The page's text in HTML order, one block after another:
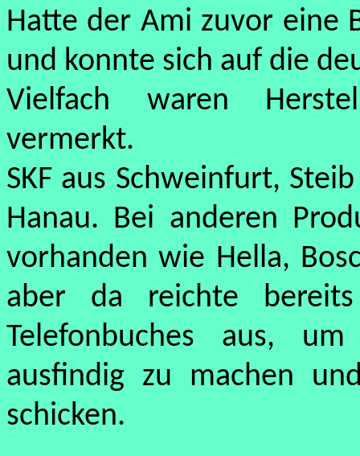
Hatte der Ami zuvor eine
und konnte sich auf die
Vielfach waren
vermerkt.
SKF aus Schweinfurt,
Hanau. Bei anderen
vorhanden wie Hella,
aber da reichte
Telefonbuches aus,
ausfindig zu machen
schicken.